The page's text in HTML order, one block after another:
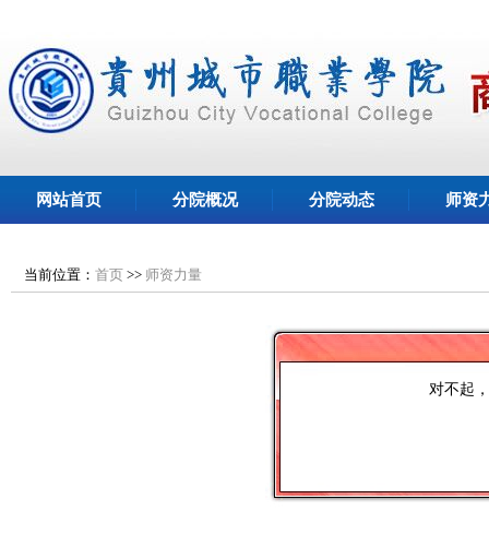
网站首页 分院概况 分院动态 师资
当前位置： 首页 >> 师资力量
对不起